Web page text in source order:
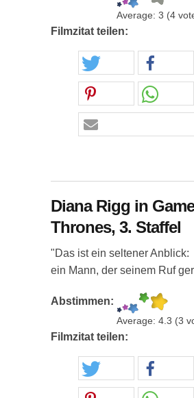
Average: 3 (4
Filmzitat teilen:
Diana Rigg in
Thrones, 3. Staffel
"Das ist ein seltener Anblick:
ein Mann, der seinem Ruf
Abstimmen:
Average: 4.3 (3
Filmzitat teilen: